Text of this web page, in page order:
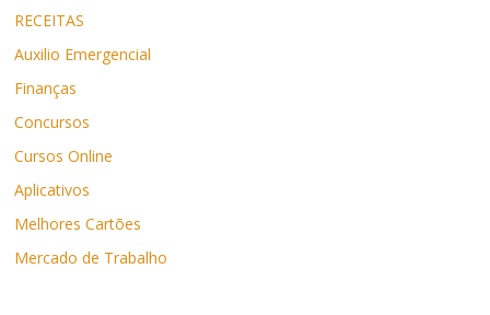
RECEITAS
Auxilio Emergencial
Finanças
Concursos
Cursos Online
Aplicativos
Melhores Cartões
Mercado de Trabalho